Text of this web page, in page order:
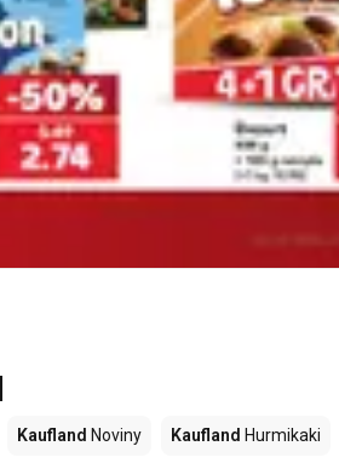
Kaufland Noviny Kaufland Hurmikaki